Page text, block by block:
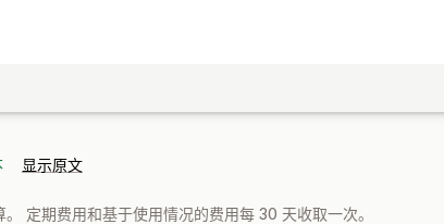
显示原文
定期费用和基于使用情况的费用每 30 天收取一次。